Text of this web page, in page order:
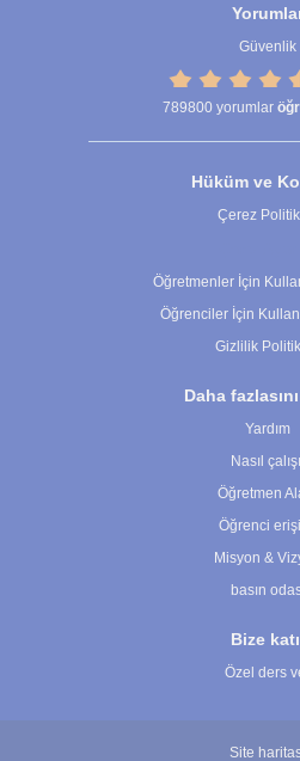
Güvenlik
789800 yorumlar
Hüküm ve
Çerez
Öğretmenler İçin
Öğrenciler İçin
Gizlilik
Daha
Yardım
Nasıl
Öğretmen
Öğrenci
Misyon &
basın
Bize
Özel ders
Site